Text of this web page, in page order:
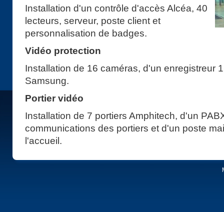
Installation d'un contrôle d'accès Alcéa, 40
lecteurs, serveur, poste client et
personnalisation de badges.
Vidéo protection
Installation de 16 caméras, d'un enregistreur
Samsung.
Portier vidéo
Installation de 7 portiers Amphitech, d'un
communications des portiers et d'un poste
l'accueil.